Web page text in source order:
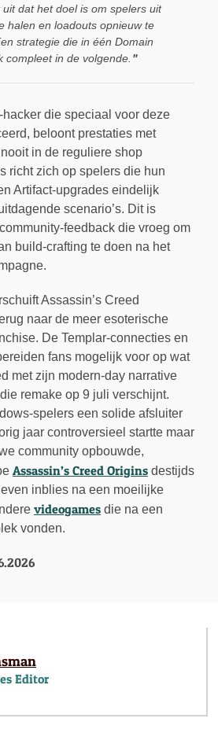
dat het doel is om spelers uit
halen en loadouts opnieuw te
strategie die in één Domain
compleet in de volgende.
hacker die speciaal voor deze
beloont prestaties met
in de reguliere shop
richt zich op spelers die hun
Artifact-upgrades eindelijk
scenario’s. Dit is
feedback die vroeg om
build-crafting te doen na het
Assassin’s Creed
naar de meer esoterische
De Templar-connecties en
fans mogelijk voor op wat
met zijn modern-day narrative
remake op 9 juli verschijnt.
spelers een solide afsluiter
jaar controversieel startte maar
community opbouwde,
Assassin’s Creed Origins destijds
inblies na een moeilijke
videogames die na een
vonden.
Editor